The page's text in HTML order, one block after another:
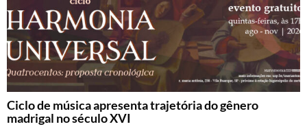
Ciclo de música apresenta trajetória do gênero
madrigal no século XVI